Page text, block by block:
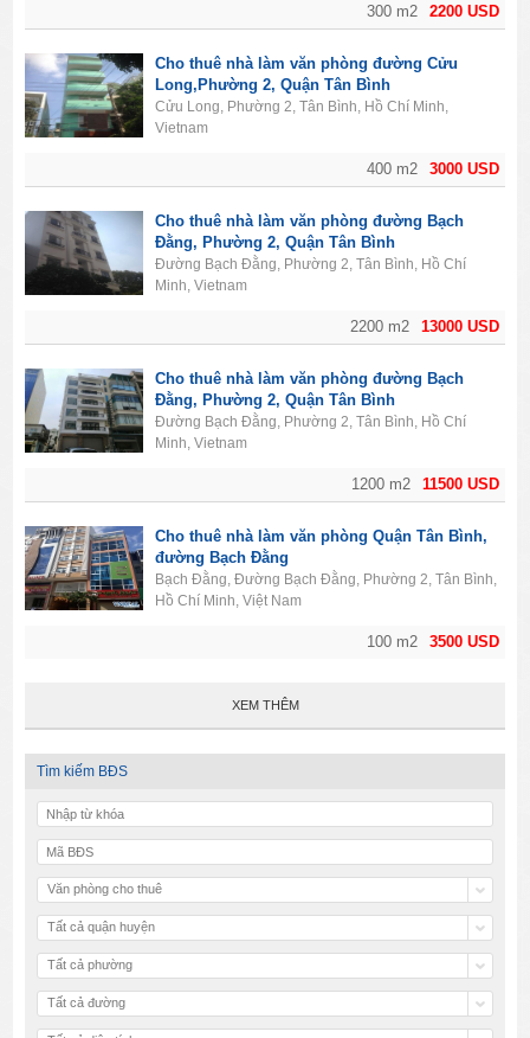
2200 USD
300 m2
3000 USD
400 m2
Cho thuê nhà làm văn phòng đường Cửu
Long,Phường 2, Quận Tân Bình
Cửu Long, Phường 2, Tân Bình, Hồ Chí Minh,
Vietnam
13000 USD
2200 m2
Cho thuê nhà làm văn phòng đường Bạch
Đằng, Phường 2, Quận Tân Bình
Đường Bạch Đằng, Phường 2, Tân Bình, Hồ Chí
Minh, Vietnam
11500 USD
1200 m2
Cho thuê nhà làm văn phòng đường Bạch
Đằng, Phường 2, Quận Tân Bình
Đường Bạch Đằng, Phường 2, Tân Bình, Hồ Chí
Minh, Vietnam
3500 USD
100 m2
Cho thuê nhà làm văn phòng Quận Tân Bình,
đường Bạch Đằng
Bạch Đằng, Đường Bạch Đằng, Phường 2, Tân Bình,
Hồ Chí Minh, Việt Nam
XEM THÊM
Tìm kiếm BĐS
Văn phòng cho thuê
Tất cả quận huyện
Tất cả phường
Tất cả đường